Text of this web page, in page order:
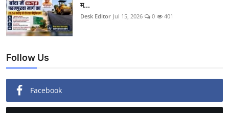
म...
Desk Editor Jul 15, 2026 0 401
Follow Us
Facebook